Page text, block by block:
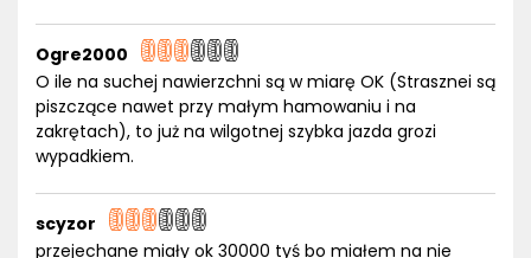
Ogre2000
O ile na suchej nawierzchni są w miarę OK (Strasznei są
piszczące nawet przy małym hamowaniu i na
zakrętach), to już na wilgotnej szybka jazda grozi
wypadkiem.
scyzor
przejechane miały ok 30000 tyś bo miałem na nie